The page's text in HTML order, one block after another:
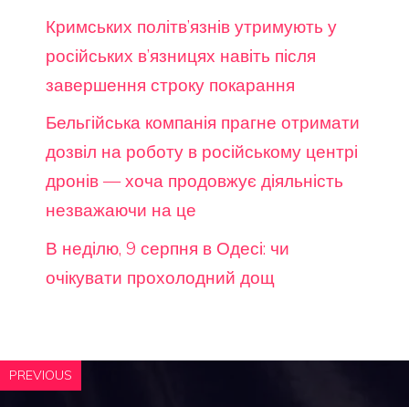
Кримських політв’язнів утримують у
російських в’язницях навіть після
завершення строку покарання
Бельгійська компанія прагне отримати
дозвіл на роботу в російському центрі
дронів — хоча продовжує діяльність
незважаючи на це
В неділю, 9 серпня в Одесі: чи
очікувати прохолодний дощ
PREVIOUS